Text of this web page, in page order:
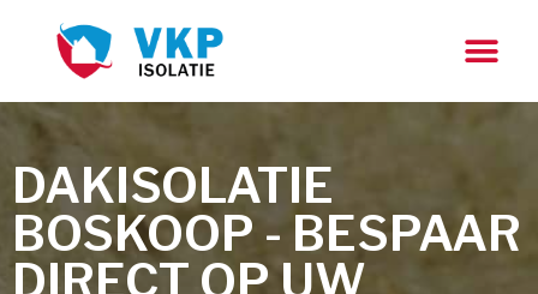
DAKISOLATIE
BOSKOOP - BESPAAR
DIRECT OP UW